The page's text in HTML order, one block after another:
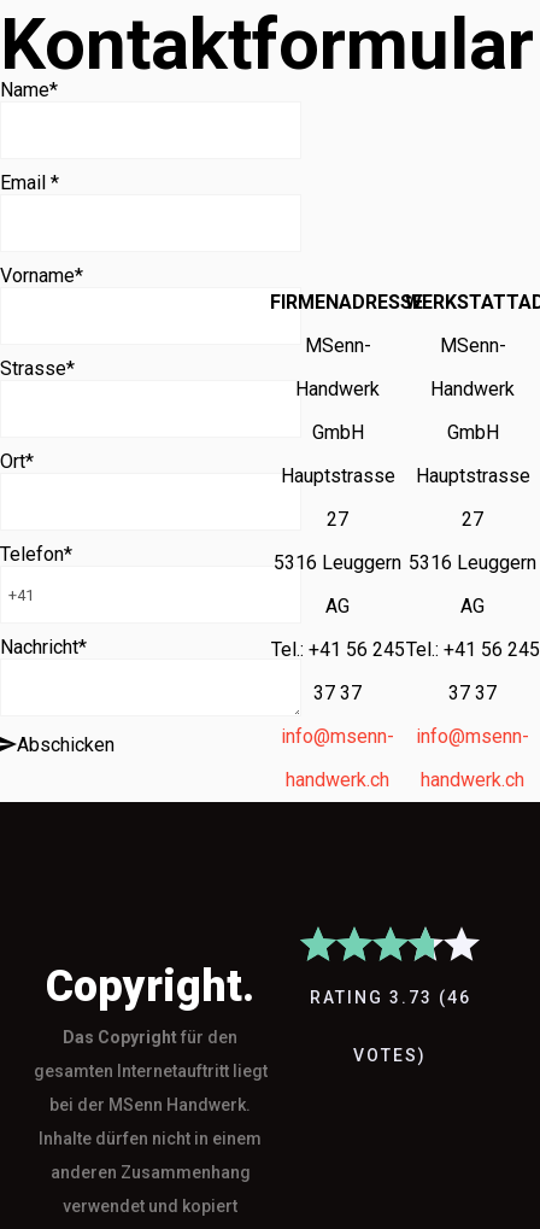
Kontaktformular
Name*
Email *
Vorname*
Strasse*
Ort*
Telefon*
Nachricht*
Abschicken
FIRMENADRESSE
MSenn-
Handwerk
GmbH
Hauptstrasse
27
5316 Leuggern
AG
Tel.: +41 56 245
37 37
info@msenn-
handwerk.ch
MSenn-
Handwerk
GmbH
Hauptstrasse
27
5316 Leuggern
AG
Tel.: +41 56 245
37 37
info@msenn-
handwerk.ch
Copyright.
Das Copyrightfür den
gesamten Internetauftritt liegt
bei der MSenn Handwerk.
Inhalte dürfen nicht in einem
anderen Zusammenhang
verwendet und kopiert
RATING 3.73 (46
VOTES)